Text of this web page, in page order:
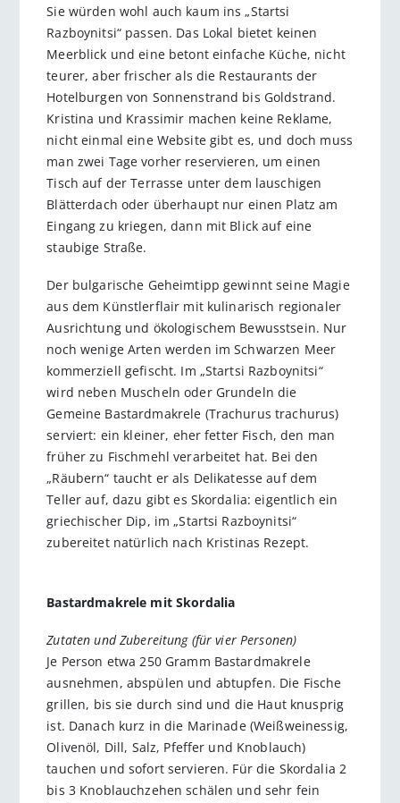
Sie würden wohl auch kaum ins „Star­tsi
Razboynitsi“ passen. Das Lokal bietet keinen
Meerblick und eine betont ein­fache Küche, nicht
teurer, aber frischer als die Restaurants der
Hotelburgen von Sonnenstrand bis Goldstrand.
Kristina und Krassimir machen keine Reklame,
nicht einmal eine Website gibt es, und doch muss
man zwei Tage vorher reservieren, um einen
Tisch auf der Terrasse unter dem lauschigen
Blätterdach oder überhaupt nur einen Platz am
Eingang zu kriegen, dann mit Blick auf eine
staubige Straße.
Der bulgarische Geheimtipp gewinnt seine Magie
aus dem Künstlerflair mit kulinarisch regionaler
Ausrichtung und ökologischem Bewusstsein. Nur
noch wenige Arten werden im Schwarzen Meer
kommerziell gefischt. Im „Startsi Razboynitsi“
wird neben Muscheln oder Grundeln die
Gemeine Bastardmakrele (Trachurus trachurus)
serviert: ein kleiner, eher fetter Fisch, den man
früher zu Fischmehl verarbeitet hat. Bei den
„Räubern“ taucht er als Delikatesse auf dem
Teller auf, dazu gibt es Skordalia: eigentlich ein
griechischer Dip, im „Startsi Razboynitsi“
zubereitet natürlich nach Kristinas Rezept.
Bastardmakrele mit Skordalia
Zutaten und Zubereitung (für vier Personen)
Je Person etwa 250 Gramm Bastardmakrele
ausnehmen, abspülen und abtupfen. Die Fische
grillen, bis sie durch sind und die Haut knusprig
ist. Danach kurz in die Marinade (Weißweinessig,
Olivenöl, Dill, Salz, Pfeffer und Knoblauch)
tauchen und sofort servieren. Für die Skordalia 2
bis 3 Knoblauchzehen schälen und sehr fein